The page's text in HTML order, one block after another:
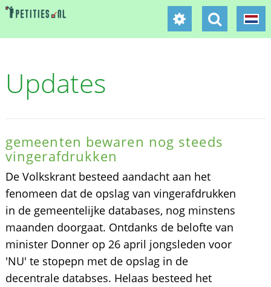
Updates
gemeenten bewaren nog steeds
vingerafdrukken
De Volkskrant besteed aandacht aan het
fenomeen dat de opslag van vingerafdrukken
in de gemeentelijke databases, nog minstens
maanden doorgaat. Ontdanks de belofte van
minister Donner op 26 april jongsleden voor
'NU' te stopepn met de opslag in de
decentrale databses. Helaas besteed het